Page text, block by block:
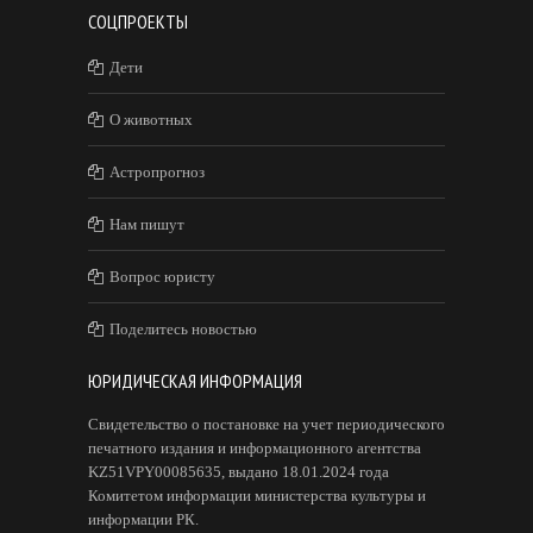
СОЦПРОЕКТЫ
Дети
О животных
Астропрогноз
Нам пишут
Вопрос юристу
Поделитесь новостью
ЮРИДИЧЕСКАЯ ИНФОРМАЦИЯ
Свидетельство о постановке на учет периодического
печатного издания и информационного агентства
KZ51VPY00085635, выдано 18.01.2024 года
Комитетом информации министерства культуры и
информации РК.